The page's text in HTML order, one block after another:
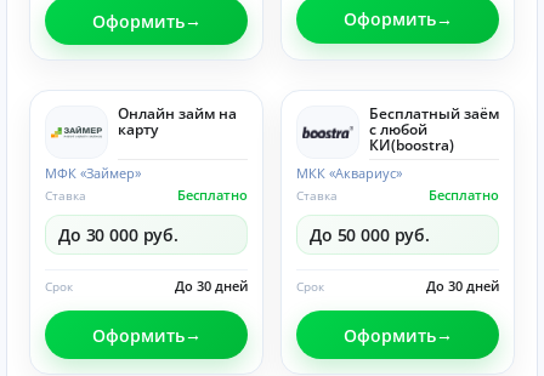
Оформить Оформить
Онлайн займ на
карту
МФК «Займер»
Бесплатно
Ставка
До 30 000 руб.
До 30 дней
Срок
Оформить
Бесплатный заём
с любой
КИ(boostra)
МКК «Аквариус»
Бесплатно
Ставка
До 50 000 руб.
До 30 дней
Срок
Оформить